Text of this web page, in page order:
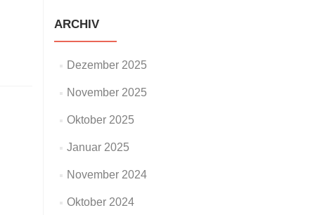
ARCHIV
Dezember 2025
November 2025
Oktober 2025
Januar 2025
November 2024
Oktober 2024